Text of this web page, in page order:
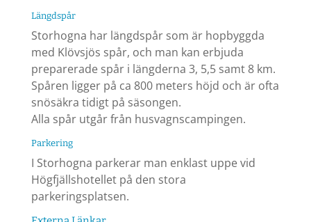
Längdspår
Storhogna har längdspår som är hopbyggda
med Klövsjös spår, och man kan erbjuda
preparerade spår i längderna 3, 5,5 samt 8 km.
Spåren ligger på ca 800 meters höjd och är ofta
snösäkra tidigt på säsongen.
Alla spår utgår från husvagnscampingen.
Parkering
I Storhogna parkerar man enklast uppe vid
Högfjällshotellet på den stora
parkeringsplatsen.